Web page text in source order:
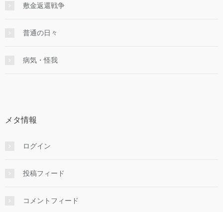
敷金返還戦争
普通の日々
病気・怪我
メタ情報
ログイン
投稿フィード
コメントフィード